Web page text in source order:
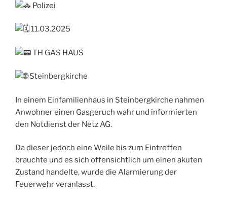
Polizei
11.03.2025
TH GAS HAUS
Steinbergkirche
In einem Einfamilienhaus in Steinbergkirche nahmen
Anwohner einen Gasgeruch wahr und informierten
den Notdienst der Netz AG.
Da dieser jedoch eine Weile bis zum Eintreffen
brauchte und es sich offensichtlich um einen akuten
Zustand handelte, wurde die Alarmierung der
Feuerwehr veranlasst.